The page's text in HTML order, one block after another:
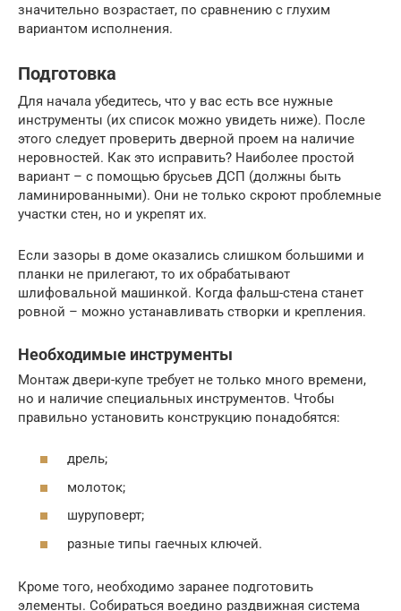
значительно возрастает, по сравнению с глухим
вариантом исполнения.
Подготовка
Для начала убедитесь, что у вас есть все нужные
инструменты (их список можно увидеть ниже). После
этого следует проверить дверной проем на наличие
неровностей. Как это исправить? Наиболее простой
вариант – с помощью брусьев ДСП (должны быть
ламинированными). Они не только скроют проблемные
участки стен, но и укрепят их.
Если зазоры в доме оказались слишком большими и
планки не прилегают, то их обрабатывают
шлифовальной машинкой. Когда фальш-стена станет
ровной – можно устанавливать створки и крепления.
Необходимые инструменты
Монтаж двери-купе требует не только много времени,
но и наличие специальных инструментов. Чтобы
правильно установить конструкцию понадобятся:
дрель;
молоток;
шуруповерт;
разные типы гаечных ключей.
Кроме того, необходимо заранее подготовить
элементы. Собираться воедино раздвижная система